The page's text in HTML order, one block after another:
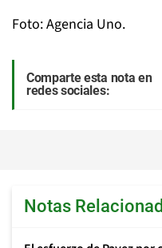
Foto: Agencia Uno.
Comparte esta nota en
redes sociales:
Notas